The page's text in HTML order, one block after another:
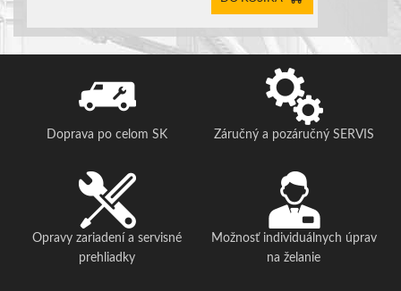
Doprava po celom SK Záručný a pozáručný SERVIS
Opravy zariadení a servisné
prehliadky
Možnosť individuálnych úprav
na želanie